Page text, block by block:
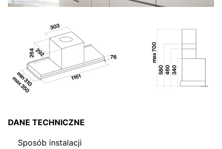
DANE TECHNICZNE
Sposób instalacji